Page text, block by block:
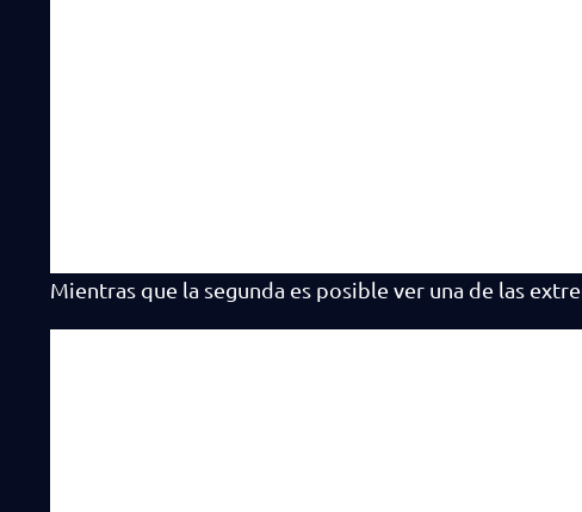
Mientras que la segunda es posible ver una de las